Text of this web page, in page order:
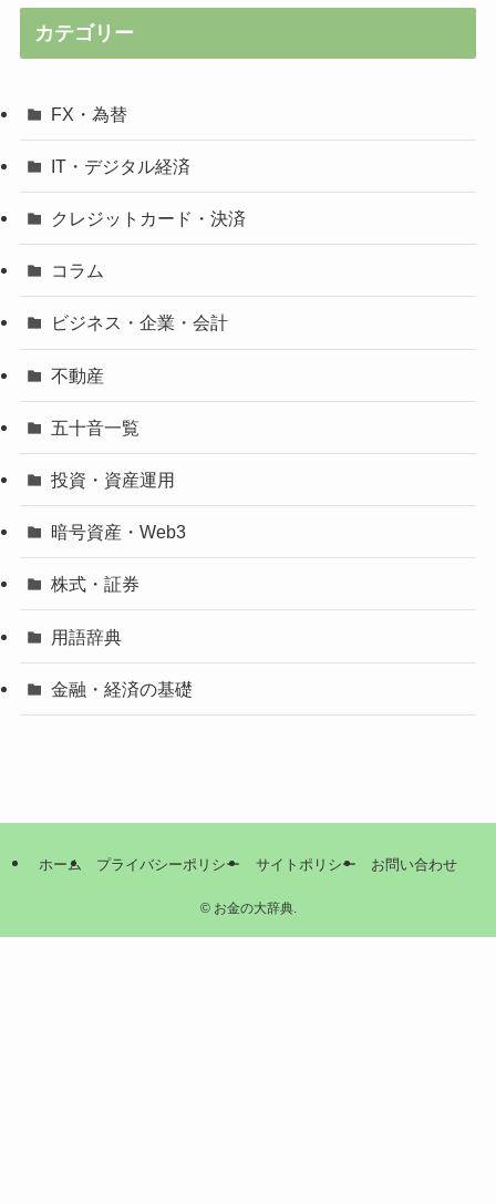
カテゴリー
FX・為替
IT・デジタル経済
クレジットカード・決済
コラム
ビジネス・企業・会計
不動産
五十音一覧
投資・資産運用
暗号資産・Web3
株式・証券
用語辞典
金融・経済の基礎
ホーム プライバシーポリシー サイトポリシー お問い合わせ
©お金の大辞典.